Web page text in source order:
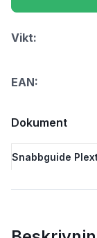
Vikt:
EAN:
Dokument
Snabbguide